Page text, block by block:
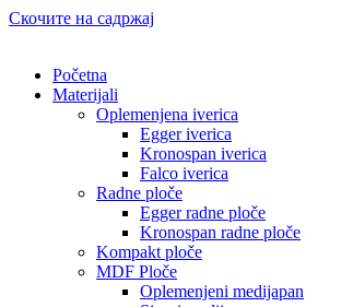
Скочите на садржај
Početna
Materijali
Oplemenjena iverica
Egger iverica
Kronospan iverica
Falco iverica
Radne ploče
Egger radne ploče
Kronospan radne ploče
Kompakt ploče
MDF Ploče
Oplemenjeni medijapan